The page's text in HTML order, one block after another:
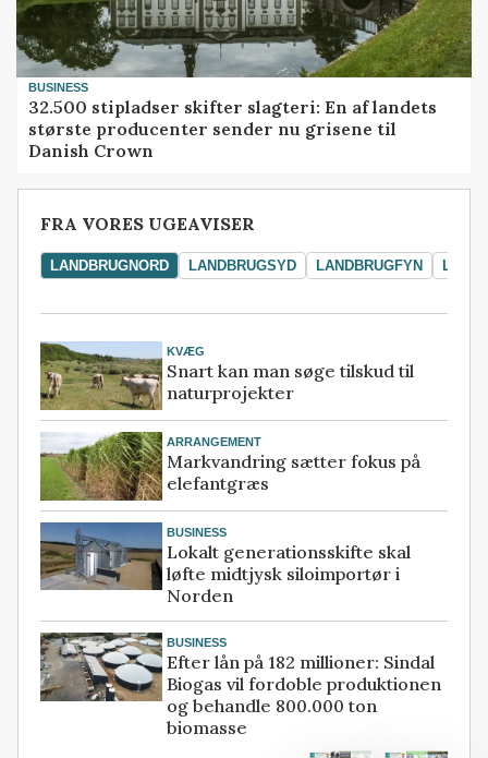
BUSINESS
32.500 stipladser skifter slagteri: En af landets
største producenter sender nu grisene til
Danish Crown
FRA VORES UGEAVISER
LANDBRUGNORD LANDBRUGSYD LANDBRUGFYN
KVÆG
Snart kan man søge tilskud til
naturprojekter
ARRANGEMENT
Markvandring sætter fokus på
elefantgræs
BUSINESS
Lokalt generationsskifte skal
løfte midtjysk siloimportør i
Norden
BUSINESS
Efter lån på 182 millioner: Sindal
Biogas vil fordoble produktionen
og behandle 800.000 ton
biomasse